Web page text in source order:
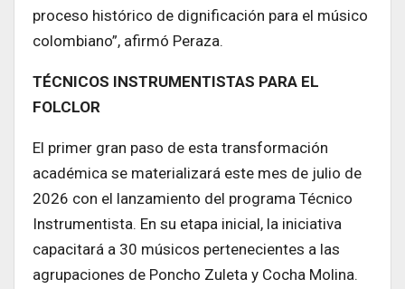
proceso histórico de dignificación para el músico
colombiano”, afirmó Peraza.
TÉCNICOS INSTRUMENTISTAS PARA EL
FOLCLOR
El primer gran paso de esta transformación
académica se materializará este mes de julio de
2026 con el lanzamiento del programa Técnico
Instrumentista. En su etapa inicial, la iniciativa
capacitará a 30 músicos pertenecientes a las
agrupaciones de Poncho Zuleta y Cocha Molina.